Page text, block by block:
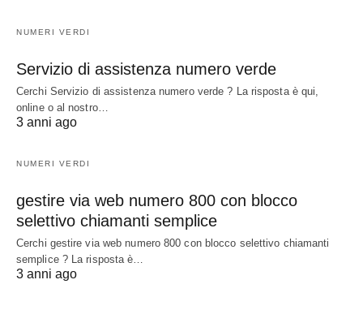
NUMERI VERDI
Servizio di assistenza numero verde
Cerchi Servizio di assistenza numero verde ? La risposta è qui,
online o al nostro…
3 anni ago
NUMERI VERDI
gestire via web numero 800 con blocco
selettivo chiamanti semplice
Cerchi gestire via web numero 800 con blocco selettivo chiamanti
semplice ? La risposta è…
3 anni ago